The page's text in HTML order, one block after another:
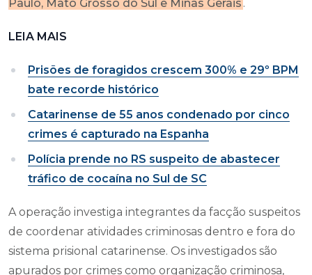
Paulo, Mato Grosso do Sul e Minas Gerais .
LEIA MAIS
Prisões de foragidos crescem 300% e 29º BPM
bate recorde histórico
Catarinense de 55 anos condenado por cinco
crimes é capturado na Espanha
Polícia prende no RS suspeito de abastecer
tráfico de cocaína no Sul de SC
A operação investiga integrantes da facção suspeitos
de coordenar atividades criminosas dentro e fora do
sistema prisional catarinense. Os investigados são
apurados por crimes como organização criminosa,